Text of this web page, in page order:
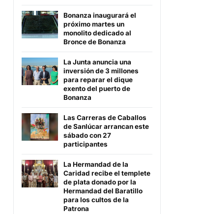
Bonanza inaugurará el
próximo martes un
monolito dedicado al
Bronce de Bonanza
La Junta anuncia una
inversión de 3 millones
para reparar el dique
exento del puerto de
Bonanza
Las Carreras de Caballos
de Sanlúcar arrancan este
sábado con 27
participantes
La Hermandad de la
Caridad recibe el templete
de plata donado por la
Hermandad del Baratillo
para los cultos de la
Patrona